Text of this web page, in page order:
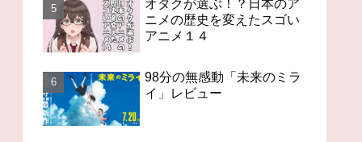
オタクが選ぶ！？日本のア
ニメの歴史を変えたスゴい
アニメ１４
98分の無感動「未来のミラ
イ」レビュー